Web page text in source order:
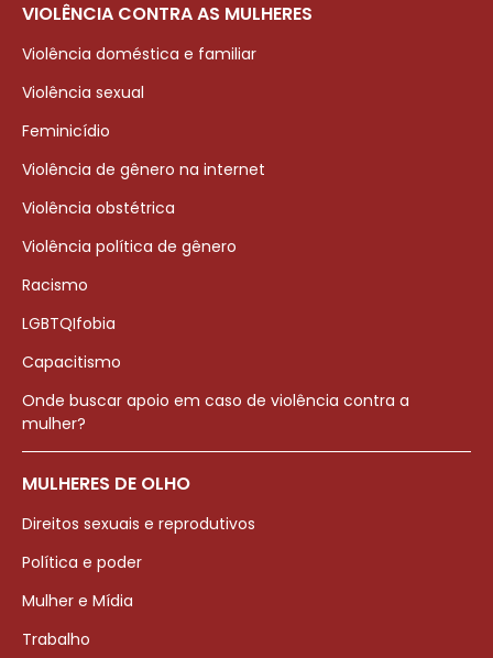
VIOLÊNCIA CONTRA AS MULHERES
Violência doméstica e familiar
Violência sexual
Feminicídio
Violência de gênero na internet
Violência obstétrica
Violência política de gênero
Racismo
LGBTQIfobia
Capacitismo
Onde buscar apoio em caso de violência contra a
mulher?
MULHERES DE OLHO
Direitos sexuais e reprodutivos
Política e poder
Mulher e Mídia
Trabalho